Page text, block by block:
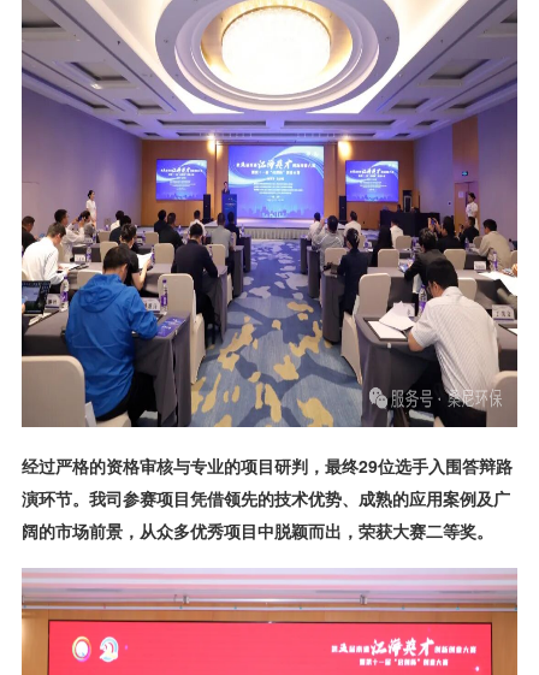
经过严格的资格审核与专业的项目研判，最终29位选手入围答辩路
演环节。我司参赛项目凭借领先的技术优势、成熟的应用案例及广
阔的市场前景，从众多优秀项目中脱颖而出，荣获大赛二等奖。